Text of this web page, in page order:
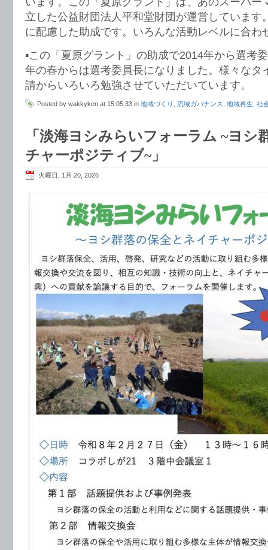
立した公益財団法人平和堂財団が運営しています
に配慮した助成です。いろんな活動レベルに合わ
▪️この「夏原グラント」の助成で2014年から選考
年の春からは選考委員長になりました。様々なタ
請からいろいろ勉強させていただいています。
Posted by wakkyken at 15:05:33 in 地域づくり 流域ガバナンス 地域再生 社
「淡海ヨシみらいフォーラム ~ヨシ
チャーポジティブ~」
火曜日, 1月 20, 2026